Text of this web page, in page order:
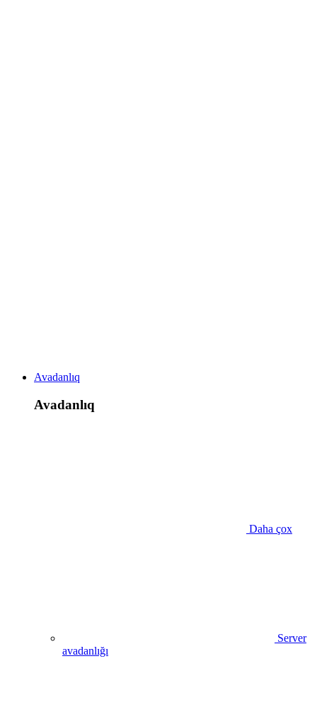
Avadanlıq
Avadanlıq
Daha çox
Server
avadanlığı